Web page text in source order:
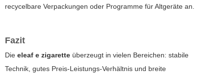
recycelbare Verpackungen oder Programme für Altgeräte an.
Fazit
Die eleaf e zigarette überzeugt in vielen Bereichen: stabile
Technik, gutes Preis-Leistungs-Verhältnis und breite